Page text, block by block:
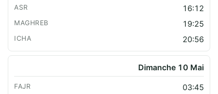
16:12
19:25
20:56
Dimanche 10 Mai
03:45